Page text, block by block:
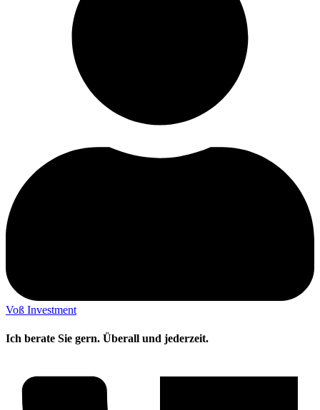
Voß Investment
Ich berate Sie gern. Überall und jederzeit.